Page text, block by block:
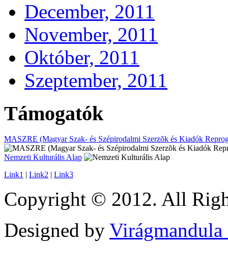
December, 2011
November, 2011
Október, 2011
Szeptember, 2011
Támogatók
MASZRE (Magyar Szak- és Szépirodalmi Szerzõk és Kiadók
Nemzeti Kulturális Alap
Link1 | Link2 | Link3
Copyright © 2012. All
Designed by